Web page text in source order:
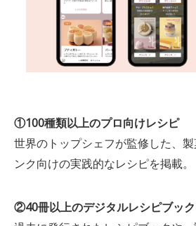
①100種類以上のプロ向けレシピ
世界のトップシェフが監修した、
ンク向けの実践的なレシピを掲載。
②40冊以上のデジタルレシピブッ